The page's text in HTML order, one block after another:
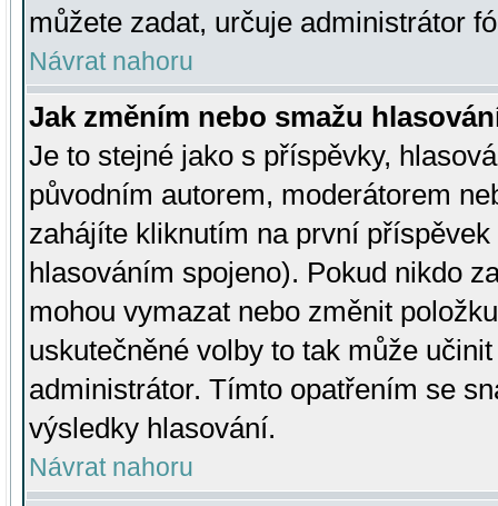
můžete zadat, určuje administrátor
Návrat nahoru
Jak změním nebo smažu
Je to stejné jako s příspěvky,
původním autorem, moderátorem
zahájíte kliknutím na první
hlasováním spojeno). Pokud nikdo
mohou vymazat nebo změnit
uskutečněné volby to tak může
administrátor. Tímto opatřením se
výsledky hlasování.
Návrat nahoru